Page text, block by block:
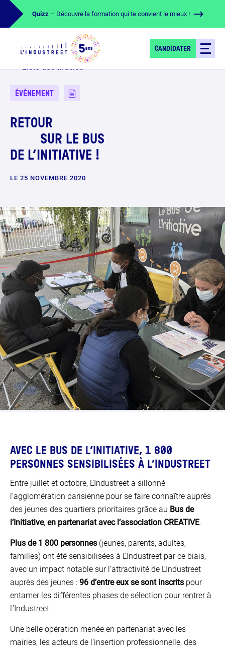
JE FAIS LE TEST
Quizz – Découvre la formation qui te convient le mieux !
CANDIDATER
Liste des articles
ÉVÉNEMENT
RETOUR
SUR LE BUS
DE L’INITIATIVE !
LE 25 NOVEMBRE 2020
AVEC LE BUS DE L’INITIATIVE, 1 800
PERSONNES SENSIBILISÉES À L’INDUSTREET
Entre juillet et octobre, L’Industreet a sillonné
l’agglomération parisienne pour se faire connaître auprès
des jeunes des quartiers prioritaires grâce au Bus de
l’Initiative, en partenariat avec l’association CREATIVE.
Plus de 1 800 personnes (jeunes, parents, adultes,
familles) ont été sensibilisées à L’Industreet par ce biais,
avec un impact notable sur l’attractivité de L’Industreet
auprès des jeunes : 96 d’entre eux se sont inscrits pour
entamer les différentes phases de sélection pour rentrer à
L’Industreet.
Une belle opération menée en partenariat avec les
mairies, les acteurs de l’insertion professionnelle, des